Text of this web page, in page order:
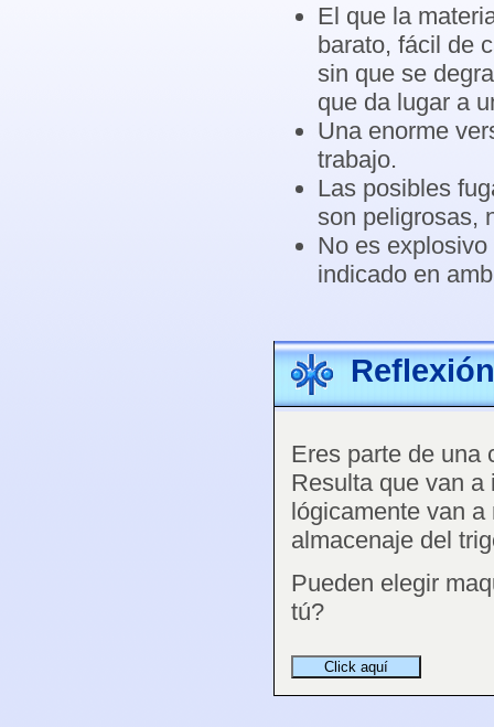
El que la
barato, fácil de
sin que se
que da lugar a
Una enorme
trabajo.
Las posibles
son peligrosas,
No es
indicado en
Reflexión
Eres parte de una
Resulta que van a
lógicamente van
almacenaje del
Pueden elegir
tú?